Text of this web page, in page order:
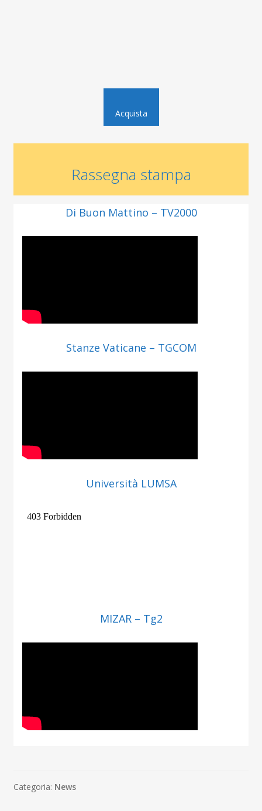
Acquista
Rassegna stampa
Di Buon Mattino – TV2000
Stanze Vaticane – TGCOM
Università LUMSA
MIZAR – Tg2
Categoria: News